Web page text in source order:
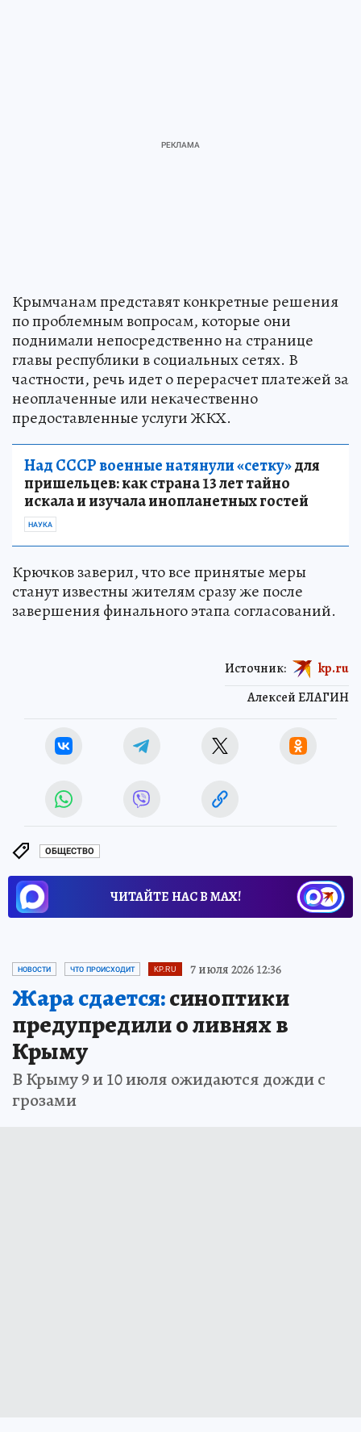
Крымчанам представят конкретные решения
по проблемным вопросам, которые они
поднимали непосредственно на странице
главы республики в социальных сетях. В
частности, речь идет о перерасчет платежей за
неоплаченные или некачественно
предоставленные услуги ЖКХ.
Над СССР военные натянули «сетку»для
пришельцев: как страна 13 лет тайно
искала и изучала инопланетных гостей
НАУКА
Крючков заверил, что все принятые меры
станут известны жителям сразу же после
завершения финального этапа согласований.
Алексей ЕЛАГИН
Источник: kp.ru
ОБЩЕСТВО
ЧИТАЙТЕ НАС В МАХ!
НОВОСТИ ЧТО ПРОИСХОДИТ KP.RU 7 июля 2026 12:36
Жара сдается:синоптики
предупредили о ливнях в
Крыму
В Крыму 9 и 10 июля ожидаются дожди с
грозами